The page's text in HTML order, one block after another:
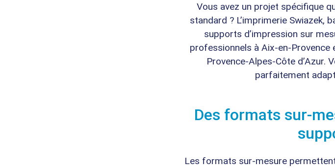
Vous avez un projet spécifique
standard ? L’imprimerie Swiazek,
supports d’impression sur
professionnels à Aix-en-Provence
Provence-Alpes-Côte d’Azur.
parfaitement
Des formats sur-
Les formats sur-mesure